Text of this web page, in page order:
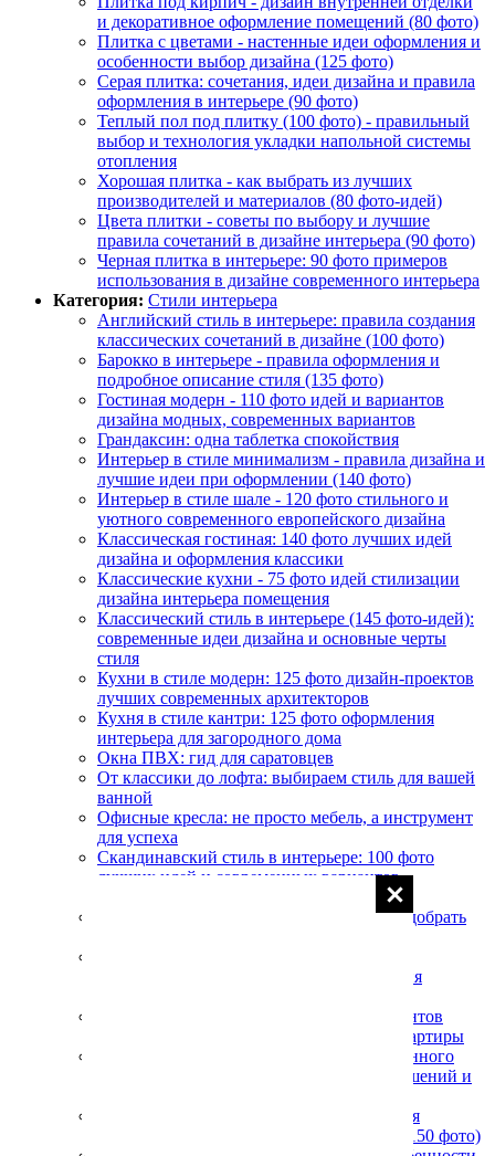
и декоративное оформление помещений (80 фото)
Плитка с цветами - настенные идеи оформления и
особенности выбор дизайна (125 фото)
Серая плитка: сочетания, идеи дизайна и правила
оформления в интерьере (90 фото)
Теплый пол под плитку (100 фото) - правильный
выбор и технология укладки напольной системы
отопления
Хорошая плитка - как выбрать из лучших
производителей и материалов (80 фото-идей)
Цвета плитки - советы по выбору и лучшие
правила сочетаний в дизайне интерьера (90 фото)
Черная плитка в интерьере: 90 фото примеров
использования в дизайне современного интерьера
Категория: Стили интерьера
Английский стиль в интерьере: правила создания
классических сочетаний в дизайне (100 фото)
Барокко в интерьере - правила оформления и
подробное описание стиля (135 фото)
Гостиная модерн - 110 фото идей и вариантов
дизайна модных, современных вариантов
Грандаксин: одна таблетка спокойствия
Интерьер в стиле минимализм - правила дизайна и
лучшие идеи при оформлении (140 фото)
Интерьер в стиле шале - 120 фото стильного и
уютного современного европейского дизайна
Классическая гостиная: 140 фото лучших идей
дизайна и оформления классики
Классические кухни - 75 фото идей стилизации
дизайна интерьера помещения
Классический стиль в интерьере (145 фото-идей):
современные идеи дизайна и основные черты
стиля
Кухни в стиле модерн: 125 фото дизайн-проектов
лучших современных архитекторов
Кухня в стиле кантри: 125 фото оформления
интерьера для загородного дома
Окна ПВХ: гид для саратовцев
От классики до лофта: выбираем стиль для вашей
ванной
Офисные кресла: не просто мебель, а инструмент
для успеха
Скандинавский стиль в интерьере: 100 фото
лучших идей и современных вариантов
Современный стиль в интерьере - как подобрать
современных идей и секретов оформления
Спальня в стиле кантри - 120 фото вариантов
интерьера и основ дизайна для дома и квартиры
Спальня в стиле лофт - 140 фото современного
дизайна. Обзор лучших дизайнерских решений и
Стиль Бохо в интерьере: правила создания
неординарного стиля и яркого решения (150 фото)